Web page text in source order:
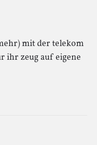
mit der telekom
ihr zeug auf eigene